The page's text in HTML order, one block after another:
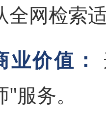
全网检索
业价值：
"服务。